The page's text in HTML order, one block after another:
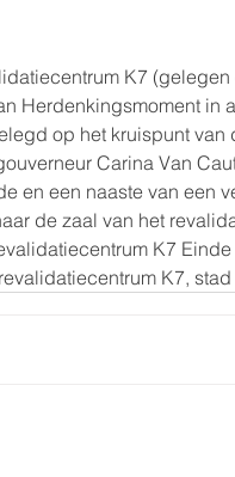
K7
Herdenkingsmoment in
op het kruispunt van
Carina Van
en een naaste van een
de zaal van het
K7
K7,